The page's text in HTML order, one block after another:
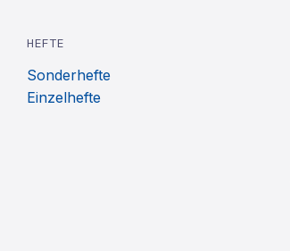
HEFTE
Sonderhefte
Einzelhefte